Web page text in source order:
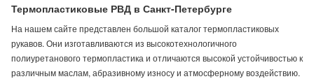
Термопластиковые РВД в Санкт-Петербурге
На нашем сайте представлен большой каталог термопластиковых
рукавов. Они изготавливаются из высокотехнологичного
полиуретанового термопластика и отличаются высокой устойчивостью к
различным маслам, абразивному износу и атмосферному воздействию.